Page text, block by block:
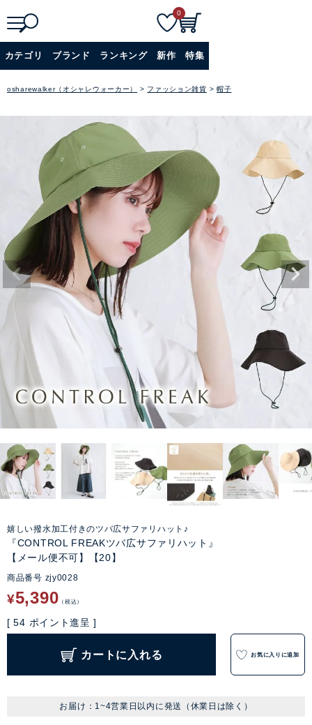
詳細検索
0
カテゴリ ブランド ランキング 新作 特集
osharewalker（オシャレウォーカー） ファッション雑貨 帽子
嬉しい撥水加工付きのツバ広サファリハット♪
『CONTROL FREAKツバ広サファリハット』
【メール便不可】【20】
商品番号 zjy0028
¥5,390 税込
[ 54 ポイント進呈 ]
カートに入れる お気に入りに追加
お届け：1~4営業日以内に発送（休業日は除く）